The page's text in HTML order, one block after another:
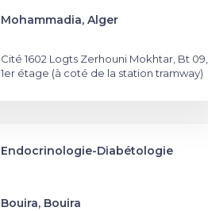
Mohammadia, Alger
Cité 1602 Logts Zerhouni Mokhtar, Bt 09,
1er étage (à coté de la station tramway)
Endocrinologie-Diabétologie
Bouira, Bouira